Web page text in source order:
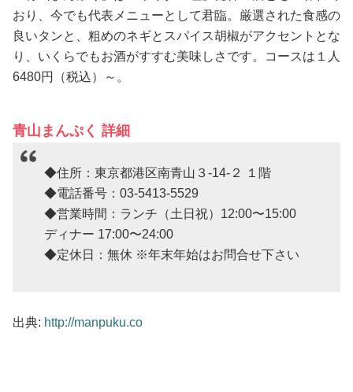
おり、今でも代表メニューとして君臨。厳選された食感の
良いタンと、粗めのネギとスパイス胡椒がアクセントとな
り、いくらでもお酒がすすむ美味しさです。コースは１人
6480円（税込）～。
青山まんぷく 詳細
◆住所：東京都港区南青山３-14-２ １階
◆電話番号：03-5413-5529
◆営業時間：ランチ（土日祝）12:00〜15:00
ディナー 17:00〜24:00
◆定休日：無休 ※年末年始はお問合せ下さい
出典: http://manpuku.co